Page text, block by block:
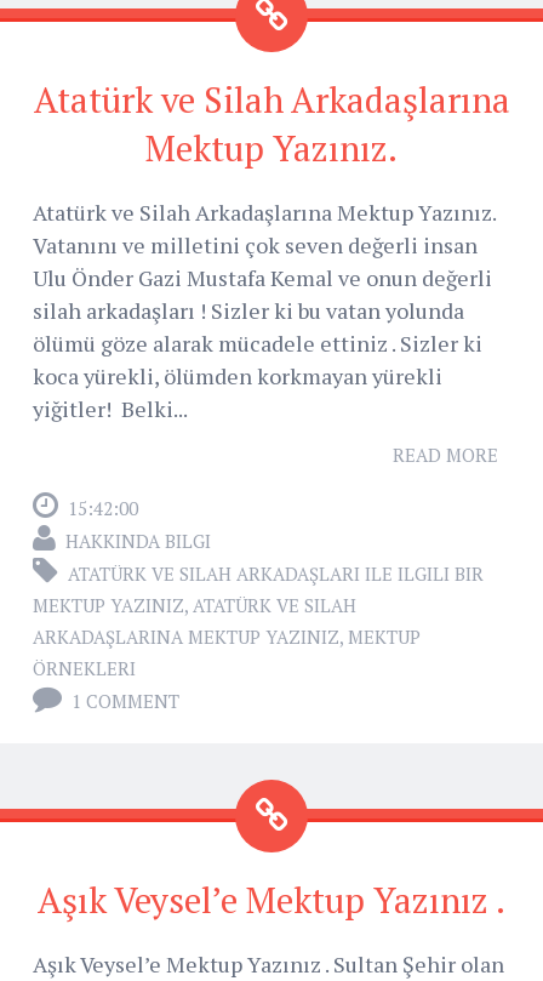
Atatürk ve Silah Arkadaşlarına
Mektup Yazınız.
Atatürk ve Silah Arkadaşlarına Mektup Yazınız.
Vatanını ve milletini çok seven değerli insan
Ulu Önder Gazi Mustafa Kemal ve onun değerli
silah arkadaşları ! Sizler ki bu vatan yolunda
ölümü göze alarak mücadele ettiniz . Sizler ki
koca yürekli, ölümden korkmayan yürekli
yiğitler! Belki...
READ MORE
15:42:00
HAKKINDA BILGI
ATATÜRK VE SILAH ARKADAŞLARI ILE ILGILI BIR
MEKTUP YAZINIZ, ATATÜRK VE SILAH
ARKADAŞLARINA MEKTUP YAZINIZ, MEKTUP
ÖRNEKLERI
1 COMMENT
Aşık Veysel’e Mektup Yazınız .
Aşık Veysel’e Mektup Yazınız . Sultan Şehir olan